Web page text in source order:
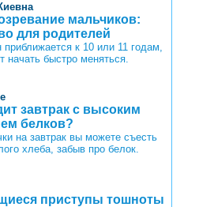
мальчиков:
для родителей
приближается к 10 или 11 годам,
начать быстро меняться.
завтрак с высоким
белков?
на завтрак вы можете съесть
хлеба, забыв про белок.
приступы тошноты